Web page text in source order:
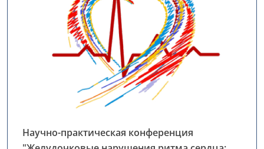
Научно-практическая конференция